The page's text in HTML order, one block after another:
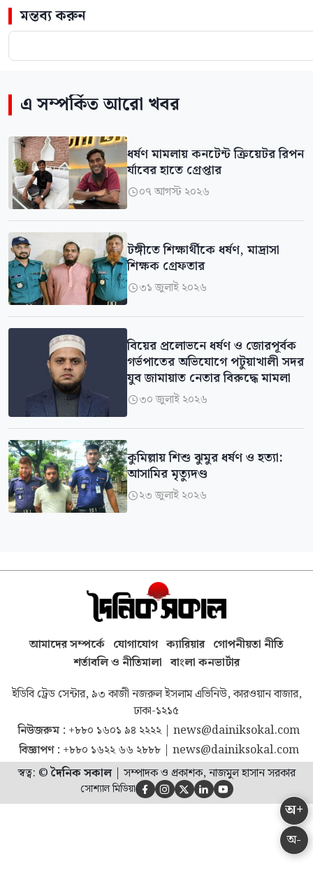
মন্তব্য করুন
এ সম্পর্কিত আরো খবর
ধর্ষণ মামলায় কনটেন্ট ক্রিয়েটর রিপন
র্যাবের হাতে গ্রেপ্তার
০৭ আগস্ট ২০২৬
টঙ্গীতে শিক্ষার্থীকে ধর্ষণ, মাদ্রাসা
শিক্ষক গ্রেফতার
৩১ জুলাই ২০২৬
বিয়ের প্রলোভনে ধর্ষণ ও জোরপূর্বক
গর্ভপাতের অভিযোগে পটুয়াখালী সদর
যুব জামায়াত নেতার বিরুদ্ধে মামলা
৩০ জুলাই ২০২৬
কুমিল্লায় শিশু ঝুমুর ধর্ষণ ও হত্যা:
আসামির মৃত্যুদণ্ড
২৩ জুলাই ২০২৬
অ-
অ+
আমাদের সম্পর্কে যোগাযোগ ক্যারিয়ার গোপনীয়তা নীতি
শর্তাবলি ও নীতিমালা বাংলা কনভার্টার
ইডিবি ট্রেড সেন্টার, ৯৩ কাজী নজরুল ইসলাম এভিনিউ, কারওয়ান বাজার,
ঢাকা-১২১৫
নিউজরুম : +৮৮০ ১৬০১ ৯৪ ২২২২| news@dainiksokal.com
বিজ্ঞাপণ : +৮৮০ ১৬২২ ৬৬ ২৮৮৮| news@dainiksokal.com
স্বত্ব: ©দৈনিক সকাল| সম্পাদক ও প্রকাশক, নাজমুল হাসান সরকার
সোশ্যাল মিডিয়া     